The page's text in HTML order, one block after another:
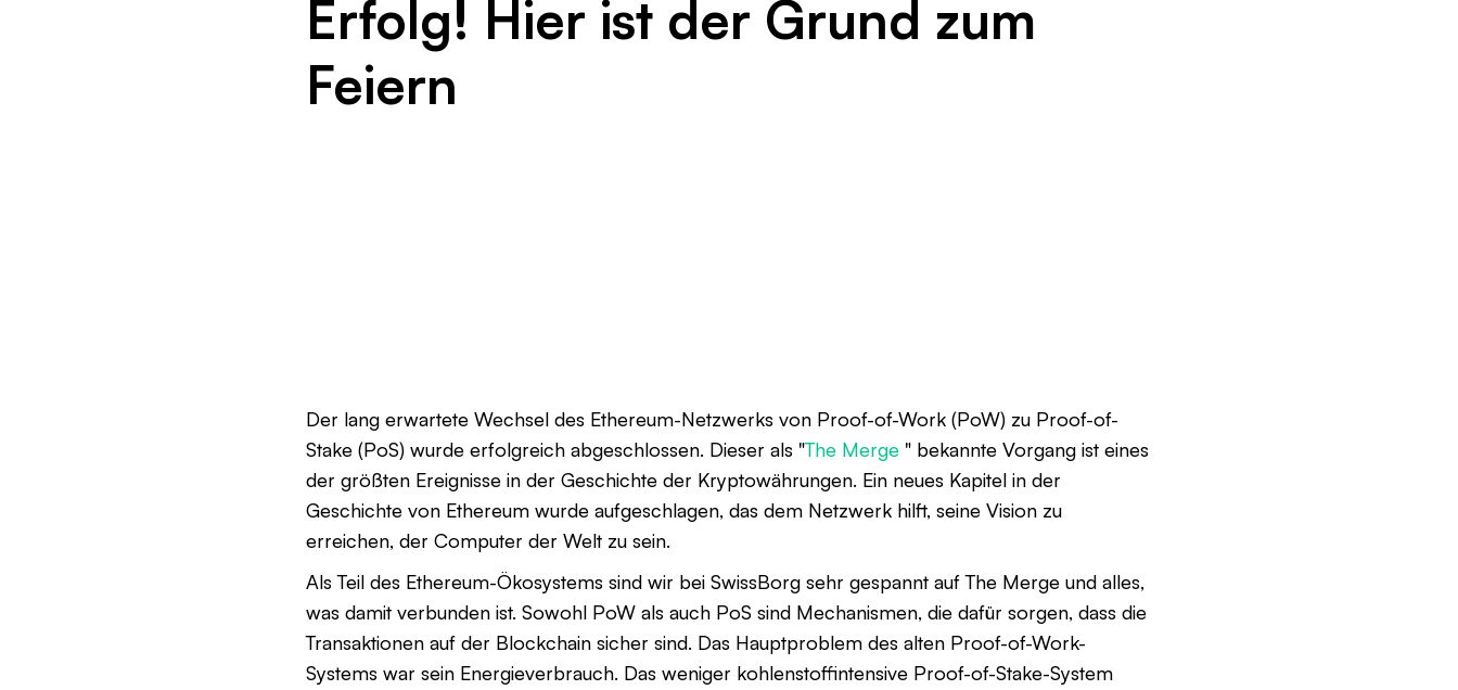
Erfolg! Hier ist der Grund zum
Feiern
Der lang erwartete Wechsel des Ethereum-Netzwerks von Proof-of-Work (PoW) zu Proof-of-
Stake (PoS) wurde erfolgreich abgeschlossen. Dieser als "The Merge " bekannte Vorgang ist eines
der größten Ereignisse in der Geschichte der Kryptowährungen. Ein neues Kapitel in der
Geschichte von Ethereum wurde aufgeschlagen, das dem Netzwerk hilft, seine Vision zu
erreichen, der Computer der Welt zu sein.
Als Teil des Ethereum-Ökosystems sind wir bei SwissBorg sehr gespannt auf The Merge und alles,
was damit verbunden ist. Sowohl PoW als auch PoS sind Mechanismen, die dafür sorgen, dass die
Transaktionen auf der Blockchain sicher sind. Das Hauptproblem des alten Proof-of-Work-
Systems war sein Energieverbrauch. Das weniger kohlenstoffintensive Proof-of-Stake-System